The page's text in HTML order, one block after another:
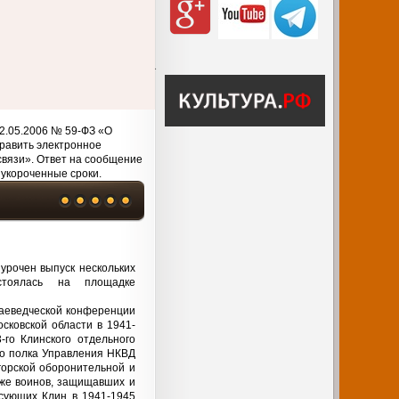
№ 59-ФЗ «О
электронное
Ответ на сообщение
сроки.
выпуск нескольких
на площадке
конференции
области в 1941-
Клинского отдельного
полка Управления НКВД
оборонительной и
воинов, защищавших и
Клин в 1941-1945